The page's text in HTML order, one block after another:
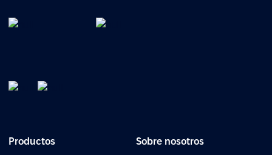
Productos Sobre nosotros